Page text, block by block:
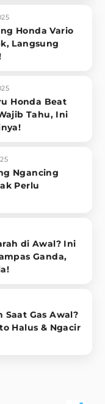
Honda Vario
Langsung
Honda Beat
Tahu, Ini
Ngancing
Perlu
di Awal? Ini
Ganda,
Saat Gas Awal?
Halus & Ngacir